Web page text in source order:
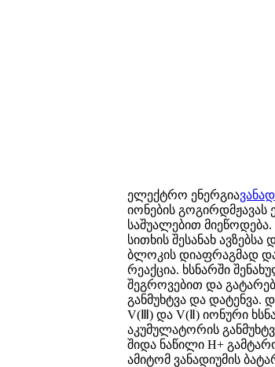
ელექტრო ენერგია
იონების
საშუალებით
სითხის შესანახ
ბლოკის დიაფრაგმად
რეაქცია. ხსნარში
შეგროვებით და
განმუხტვა და
V(Ⅲ) და V(Ⅱ) იონური
აკუმულატორის
შიდა ნაწილი H+
ამიტომ ვანადიუმის